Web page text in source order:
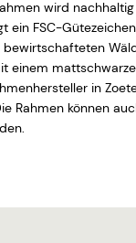
wird
ein FSC-
einem
in
Rahmen können